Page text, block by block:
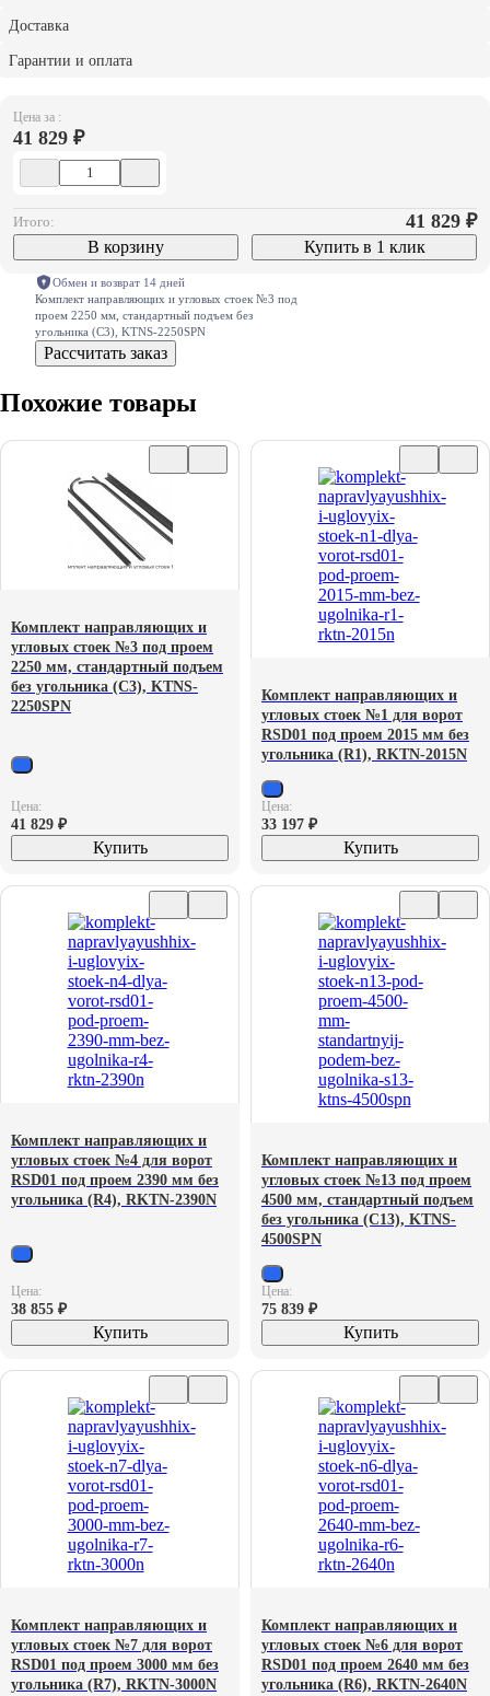
Цена за :
41 829 ₽
Итого: 41 829 ₽
В корзину Купить в 1 клик
Обмен и возврат 14 дней
Комплект направляющих и угловых стоек №3 под
проем 2250 мм, стандартный подъем без
угольника (С3), KTNS-2250SPN
Рассчитать заказ
Доставка
Гарантии и оплата
Похожие товары
Комплект направляющих и
угловых стоек №3 под проем
2250 мм, стандартный подъем
без угольника (С3), KTNS-
2250SPN
Цена:
41 829 ₽
Купить
Комплект направляющих и
угловых стоек №1 для ворот
RSD01 под проем 2015 мм без
угольника (R1), RKTN-2015N
Цена:
33 197 ₽
Купить
Комплект направляющих и
угловых стоек №4 для ворот
RSD01 под проем 2390 мм без
угольника (R4), RKTN-2390N
Цена:
38 855 ₽
Купить
Комплект направляющих и
угловых стоек №13 под проем
4500 мм, стандартный подъем
без угольника (С13), KTNS-
4500SPN
Цена:
75 839 ₽
Купить
Комплект направляющих и
угловых стоек №7 для ворот
RSD01 под проем 3000 мм без
угольника (R7), RKTN-3000N
Комплект направляющих и
угловых стоек №6 для ворот
RSD01 под проем 2640 мм без
угольника (R6), RKTN-2640N